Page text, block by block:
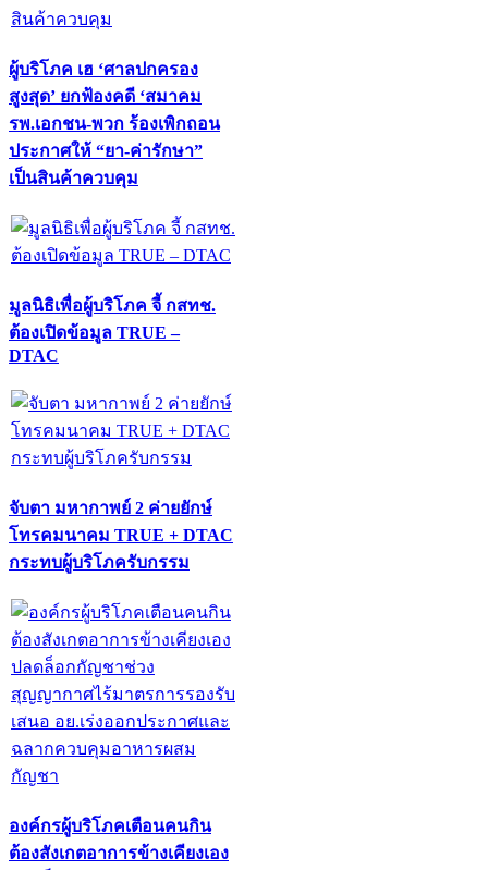
ผู้บริโภค เฮ ‘ศาลปกครอง
สูงสุด’ ยกฟ้องคดี ‘สมาคม
รพ.เอกชน-พวก ร้องเพิกถอน
ประกาศให้ “ยา-ค่ารักษา”
เป็นสินค้าควบคุม
มูลนิธิเพื่อผู้บริโภค จี้ กสทช.
ต้องเปิดข้อมูล TRUE –
DTAC
จับตา มหากาพย์ 2 ค่ายยักษ์
โทรคมนาคม TRUE + DTAC
กระทบผู้บริโภครับกรรม
องค์กรผู้บริโภคเตือนคนกิน
ต้องสังเกตอาการข้างเคียงเอง